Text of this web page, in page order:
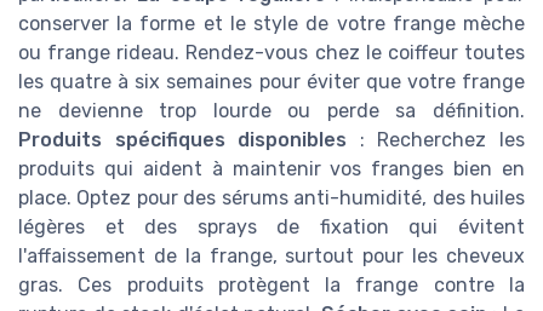
conserver la forme et le style de votre frange mèche
ou frange rideau. Rendez-vous chez le coiffeur toutes
les quatre à six semaines pour éviter que votre frange
ne devienne trop lourde ou perde sa définition.
Produits spécifiques disponibles : Recherchez les
produits qui aident à maintenir vos franges bien en
place. Optez pour des sérums anti-humidité, des huiles
légères et des sprays de fixation qui évitent
l'affaissement de la frange, surtout pour les cheveux
gras. Ces produits protègent la frange contre la